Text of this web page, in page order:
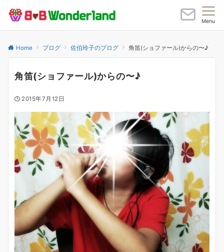
Menu
Home ブログ 佐伯玲子のブログ 角笛(ショファール)からの〜♪
角笛(ショファール)からの〜♪
2015年7月12日